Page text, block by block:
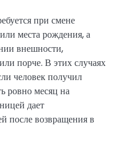
при смене
места рождения, а
внешности,
порче. В этих случаях
человек получил
ровно месяц на
дает
после возвращения в